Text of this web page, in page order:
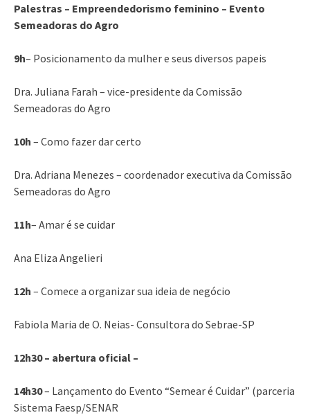
Palestras – Empreendedorismo feminino – Evento
Semeadoras do Agro
9h– Posicionamento da mulher e seus diversos papeis
Dra. Juliana Farah – vice-presidente da Comissão
Semeadoras do Agro
10h – Como fazer dar certo
Dra. Adriana Menezes – coordenador executiva da Comissão
Semeadoras do Agro
11h– Amar é se cuidar
Ana Eliza Angelieri
12h – Comece a organizar sua ideia de negócio
Fabiola Maria de O. Neias- Consultora do Sebrae-SP
12h30 – abertura oficial –
14h30– Lançamento do Evento “Semear é Cuidar” (parceria
Sistema Faesp/SENAR